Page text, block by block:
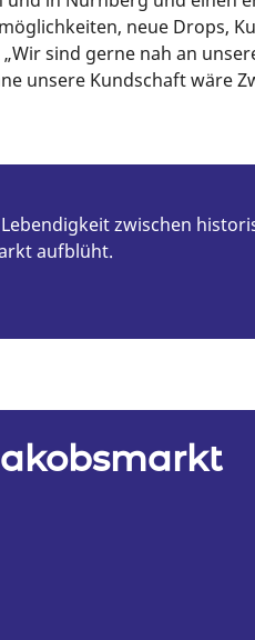
neue Drops,
sind gerne nah an
unsere Kundschaft wäre
zwischen
aufblüht.